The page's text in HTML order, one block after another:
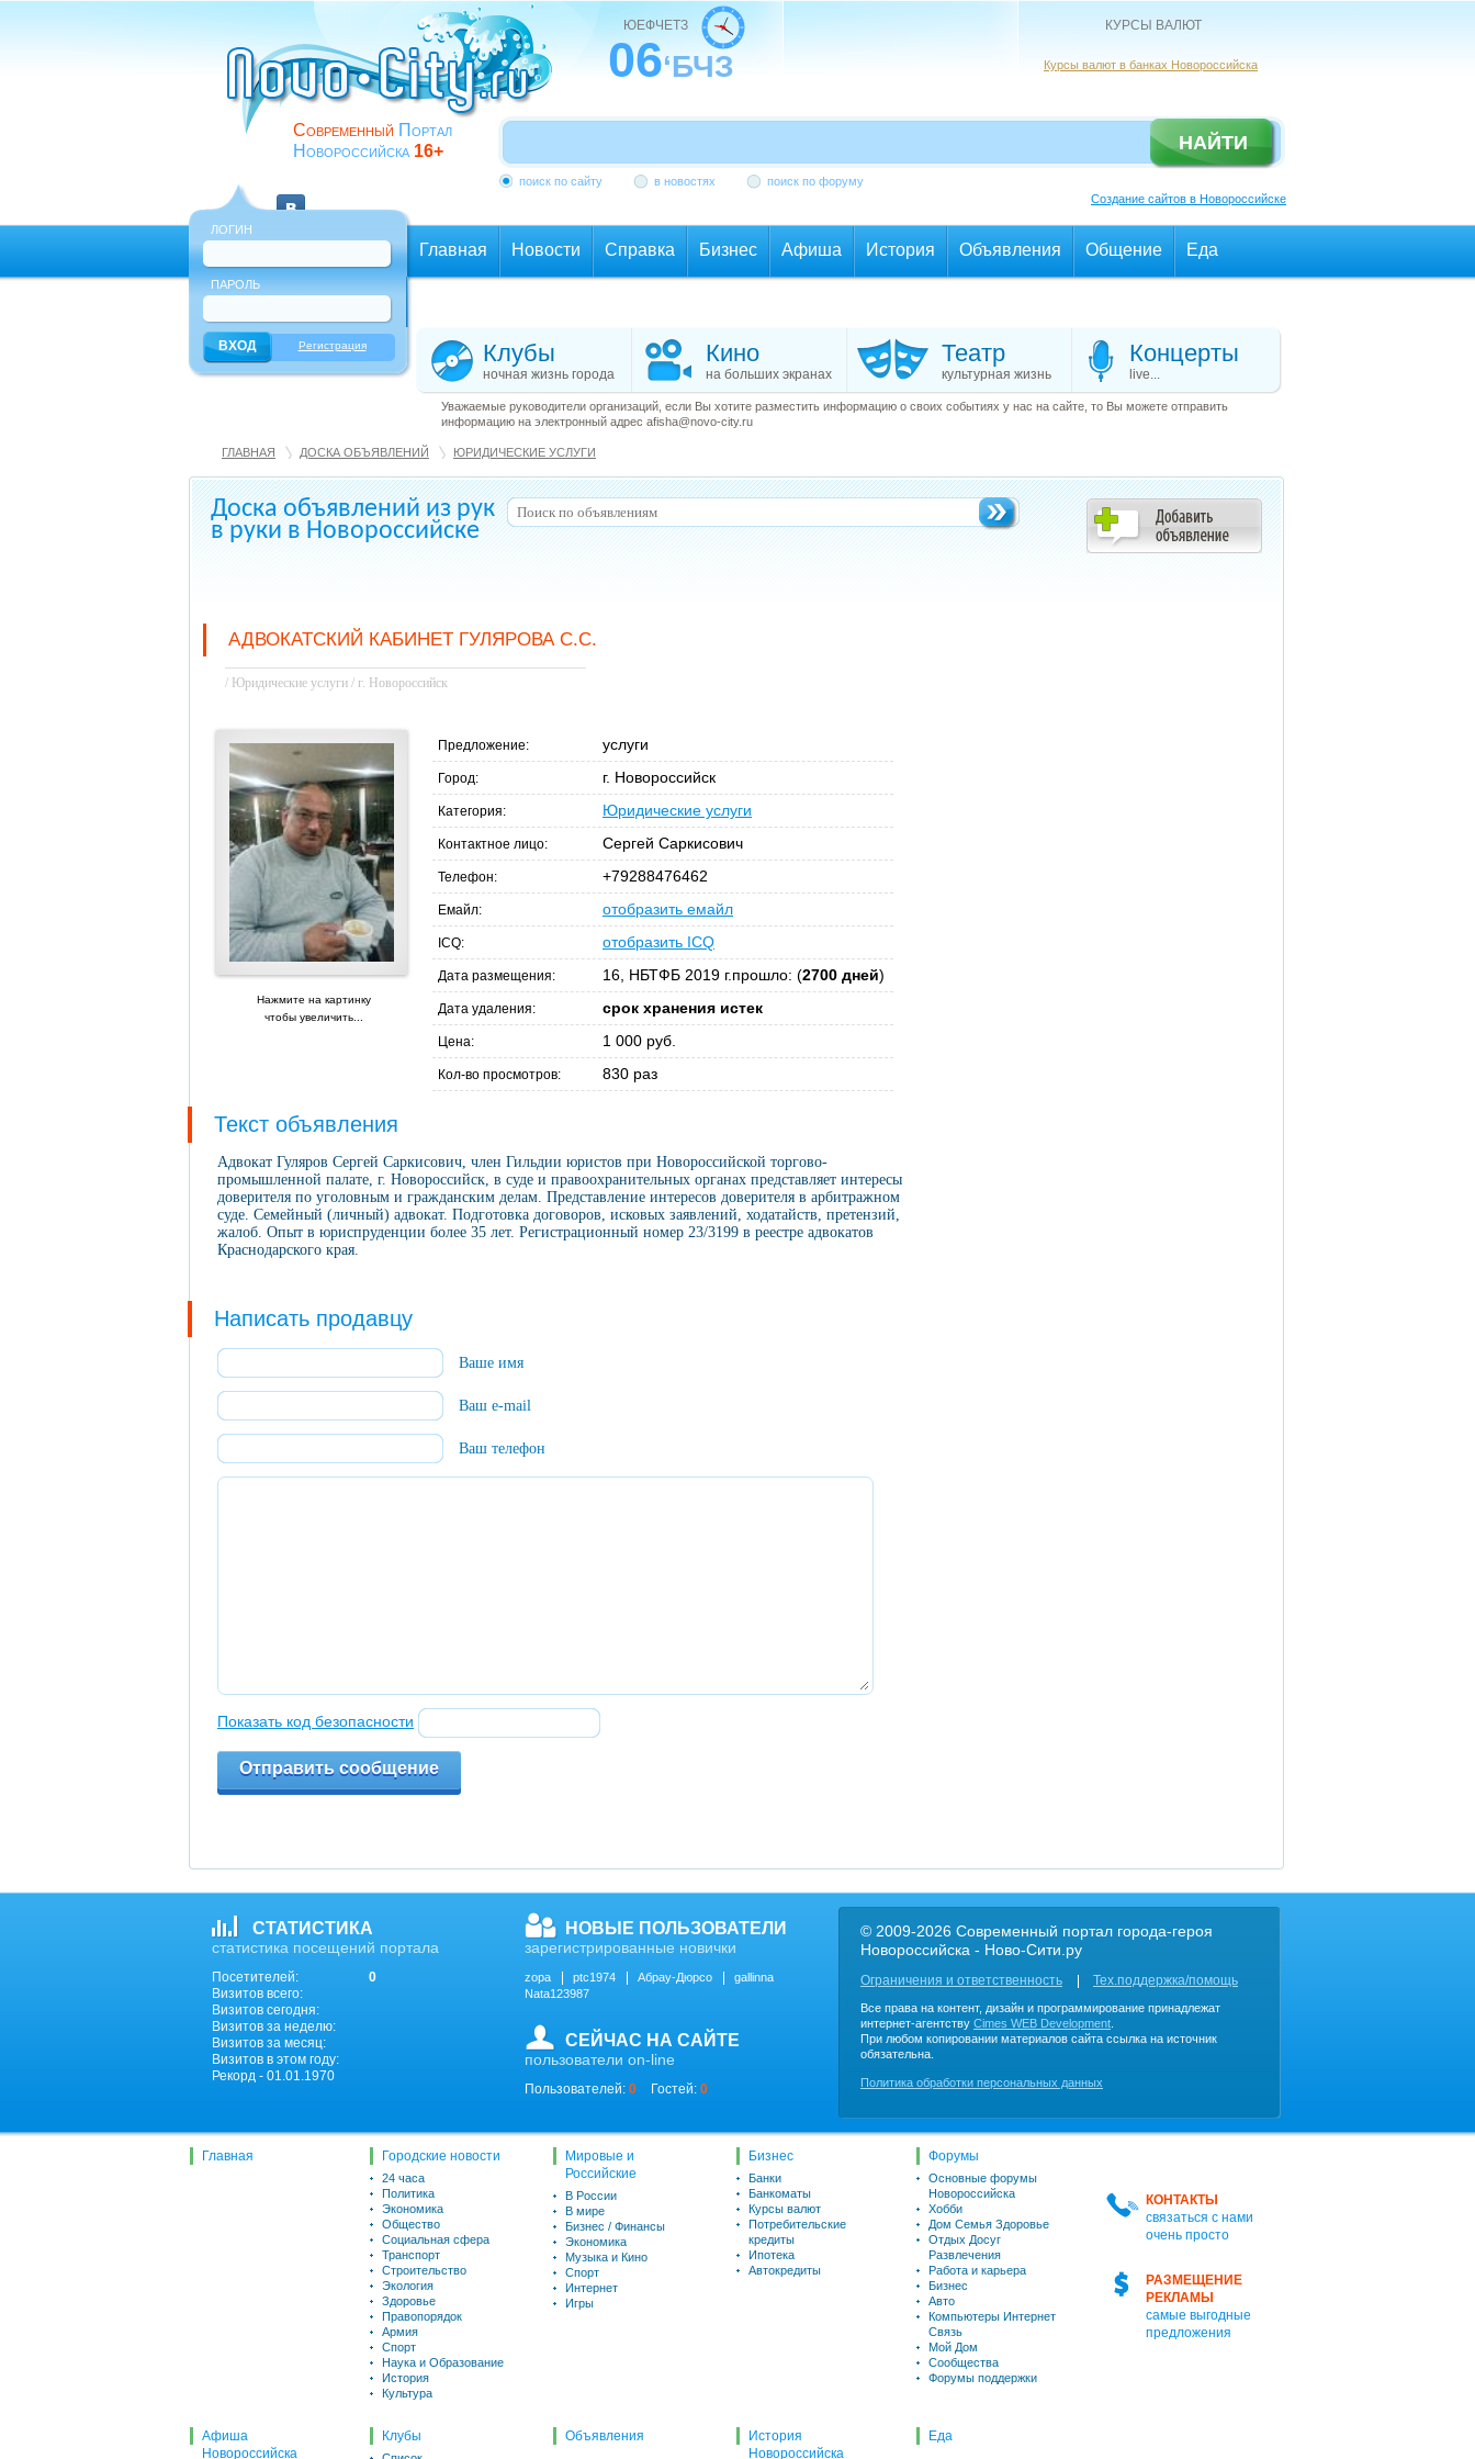
Современный Портал
Новороссийска 16+
ЮЕФЧЕТЗ
06‘БЧЗ
КУРСЫ ВАЛЮТ
Курсы валют в банках Новороссийска
поиск по сайту в новостях
поиск по форуму
Создание сайтов в Новороссийске
ЛОГИН
ПАРОЛЬ
Регистрация
Главная Новости Справка Бизнес Афиша История Объявления Общение Еда
Клубы
ночная жизнь города
Кино
на больших экранах
Театр
культурная жизнь
Концерты
live...
Уважаемые руководители организаций, если Вы хотите разместить информацию о своих событиях у нас на сайте, то Вы можете отправить
информацию на электронный адрес afisha@novo-city.ru
ГЛАВНАЯ ДОСКА ОБЪЯВЛЕНИЙ ЮРИДИЧЕСКИЕ УСЛУГИ
Доска объявлений из рук
в руки в Новороссийске
АДВОКАТСКИЙ КАБИНЕТ ГУЛЯРОВА С.С.
/ Юридические услуги / г. Новороссийск
Нажмите на картинку
чтобы увеличить...
Предложение: услуги
Город: г. Новороссийск
Категория: Юридические услуги
Контактное лицо: Сергей Саркисович
Телефон: +79288476462
Емайл: отобразить емайл
ICQ: отобразить ICQ
Дата размещения: 16, НБТФБ 2019 г.прошло: (2700 дней)
Дата удаления: срок хранения истек
Цена: 1 000 руб.
Кол-во просмотров: 830 раз
Текст объявления
Адвокат Гуляров Сергей Саркисович, член Гильдии юристов при Новороссийской торгово-
промышленной палате, г. Новороссийск, в суде и правоохранительных органах представляет интересы
доверителя по уголовным и гражданским делам. Представление интересов доверителя в арбитражном
суде. Семейный (личный) адвокат. Подготовка договоров, исковых заявлений, ходатайств, претензий,
жалоб. Опыт в юриспруденции более 35 лет. Регистрационный номер 23/3199 в реестре адвокатов
Краснодарского края.
Написать продавцу
Ваше имя
Ваш e-mail
Ваш телефон
Показать код безопасности
Отправить сообщение
© 2009-2026 Современный портал города-героя
Новороссийска - Ново-Сити.ру
Ограничения и ответственность Тех.поддержка/помощь
Все права на контент, дизайн и программирование принадлежат
интернет-агентству Cimes WEB Development
При любом копировании материалов сайта ссылка на источник
обязательна.
Политика обработки персональных данных
СТАТИСТИКА
статистика посещений портала
Посетителей:
0
Визитов всего:
Визитов сегодня:
Визитов за неделю:
Визитов за месяц:
Визитов в этом году:
Рекорд - 01.01.1970
НОВЫЕ ПОЛЬЗОВАТЕЛИ
зарегистрированные новички
zopa ptc1974 Абрау-Дюрсо
gallinna
Nata123987
СЕЙЧАС НА САЙТЕ
пользователи on-line
Пользователей: 0 Гостей: 0
КОНТАКТЫ
связаться с нами
очень просто
РАЗМЕЩЕНИЕ
РЕКЛАМЫ
самые выгодные
предложения
Главная Городские новости
24 часа
Политика
Экономика
Общество
Социальная сфера
Транспорт
Строительство
Экология
Здоровье
Правопорядок
Армия
Спорт
Наука и Образование
История
Культура
Мировые и
Российские
В России
В мире
Бизнес / Финансы
Экономика
Музыка и Кино
Спорт
Интернет
Игры
Бизнес
Банки
Банкоматы
Курсы валют
Потребительские
кредиты
Ипотека
Автокредиты
Форумы
Основные форумы
Новороссийска
Хобби
Дом Семья Здоровье
Отдых Досуг
Развлечения
Работа и карьера
Бизнес
Авто
Компьютеры Интернет
Связь
Мой Дом
Сообщества
Форумы поддержки
Афиша
Новороссийска
Клубы Объявления
История
Новороссийска
Еда